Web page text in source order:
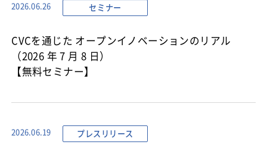
2026.06.26 セミナー
CVCを通じた オープンイノベーションのリアル
（2026 年 7 月 8 日）
【無料セミナー】
2026.06.19 プレスリリース